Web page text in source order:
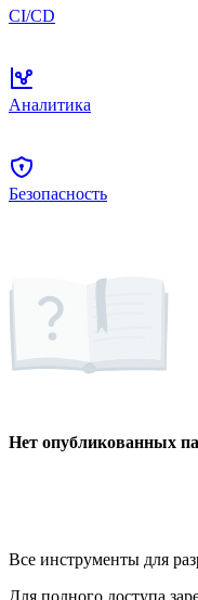
CI/CD
Аналитика
Безопасность
Нет опубликованных
Все инструменты для
Для полного доступа